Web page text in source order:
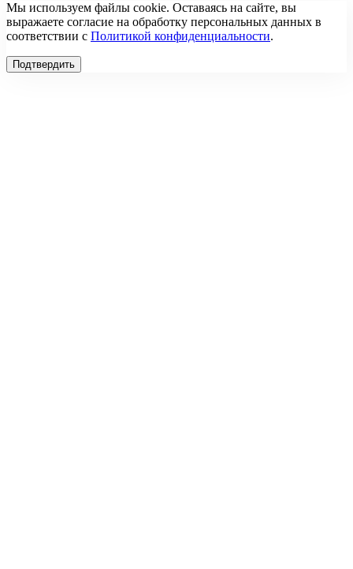
Мы используем файлы cookie. Оставаясь на сайте, вы
выражаете согласие на обработку персональных данных в
соответствии с Политикой конфиденциальности.
Подтвердить